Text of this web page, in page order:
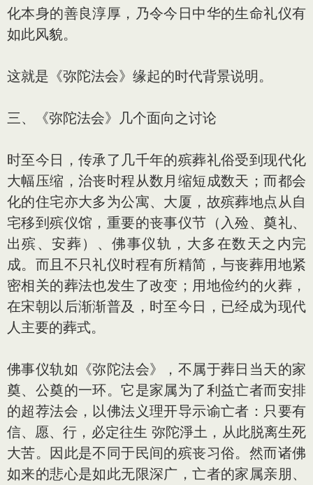
化本身的善良淳厚，乃令今日中华的生命礼仪有
如此风貌。
这就是《弥陀法会》缘起的时代背景说明。
三、《弥陀法会》几个面向之讨论
时至今日，传承了几千年的殡葬礼俗受到现代化
大幅压缩，治丧时程从数月缩短成数天；而都会
化的住宅亦大多为公寓、大厦，故殡葬地点从自
宅移到殡仪馆，重要的丧事仪节（入殓、奠礼、
出殡、安葬）、佛事仪轨，大多在数天之内完
成。而且不只礼仪时程有所精简，与丧葬用地紧
密相关的葬法也发生了改变；用地俭约的火葬，
在宋朝以后渐渐普及，时至今日，已经成为现代
人主要的葬式。
佛事仪轨如《弥陀法会》，不属于葬日当天的家
奠、公奠的一环。它是家属为了利益亡者而安排
的超荐法会，以佛法义理开导示谕亡者：只要有
信、愿、行，必定往生 弥陀淨土，从此脱离生死
大苦。因此是不同于民间的殡丧习俗。然而诸佛
如来的悲心是如此无限深广，亡者的家属亲朋、